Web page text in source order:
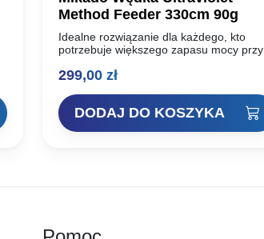
Method Feeder 330cm 90g
Idealne rozwiązanie dla każdego, kto
potrzebuje większego zapasu mocy przy
którzy zapoznali się z naszymi wędkami
299,00 zł
DODAJ DO KOSZYKA